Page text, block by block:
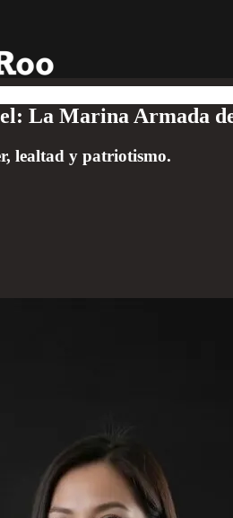
La Marina Armada
lealtad y patriotismo.